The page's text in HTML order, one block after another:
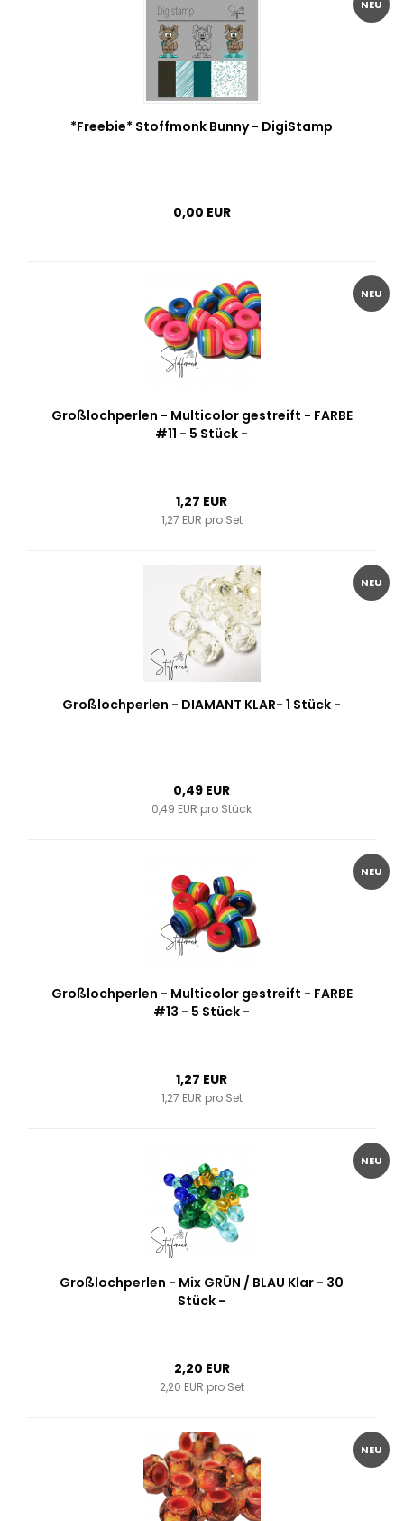
NEU
*Freebie* Stoffmonk Bunny - DigiStamp
0,00 EUR
NEU
Großlochperlen - Multicolor gestreift - FARBE
#11 - 5 Stück -
1,27 EUR
1,27 EUR pro Set
NEU
Großlochperlen - DIAMANT KLAR- 1 Stück -
0,49 EUR
0,49 EUR pro Stück
NEU
Großlochperlen - Multicolor gestreift - FARBE
#13 - 5 Stück -
1,27 EUR
1,27 EUR pro Set
NEU
Großlochperlen - Mix GRÜN / BLAU Klar - 30
Stück -
2,20 EUR
2,20 EUR pro Set
NEU